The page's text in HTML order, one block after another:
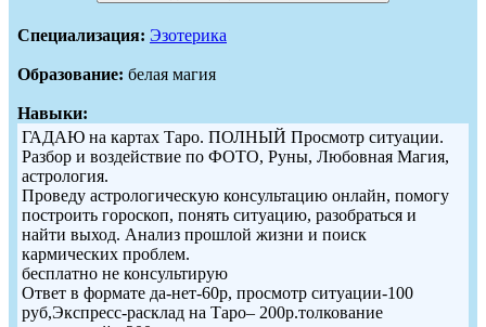
Специализация: Эзотерика
Образование: белая магия
Навыки:
ГАДАЮ на картах Таро. ПОЛНЫЙ Просмотр ситуации.
Разбор и воздействие по ФОТО, Руны, Любовная Магия,
астрология.
Проведу астрологическую консультацию онлайн, помогу
построить гороскоп, понять ситуацию, разобраться и
найти выход. Анализ прошлой жизни и поиск
кармических проблем.
бесплатно не консультирую
Ответ в формате да-нет-60р, просмотр ситуации-100
руб,Экспресс-расклад на Таро– 200р.толкование